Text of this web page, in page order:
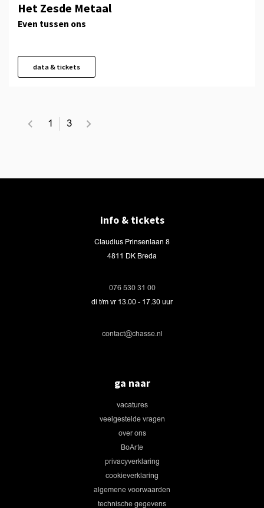
Het Zesde Metaal
Even tussen ons
data & tickets
1 3
info & tickets
Claudius Prinsenlaan 8
4811 DK Breda
076 530 31 00
di t/m vr 13.00 - 17.30 uur
contact@chasse.nl
ga naar
vacatures
veelgestelde vragen
over ons
BoArte
privacyverklaring
cookieverklaring
algemene voorwaarden
technische gegevens